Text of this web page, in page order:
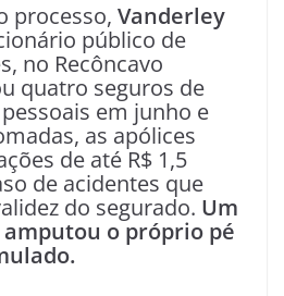
processo, Vanderley
público de
no Recôncavo
quatro seguros de
em junho e
as apólices
de até R$ 1,5
de acidentes que
do segurado. Um
o próprio pé